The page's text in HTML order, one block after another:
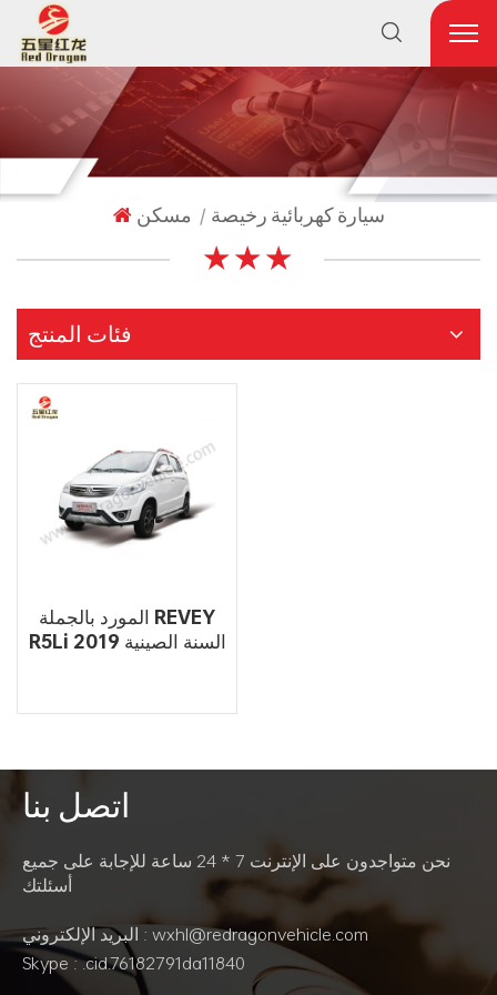
مسكن | سيارة كهربائية رخيصة
★ ★ ★
فئات المنتج
المورد بالجملة REVEY
R5Li 2019 السنة الصينية
اقرأ أكثر
اتصل بنا
نحن متواجدون على الإنترنت 7 * 24 ساعة للإجابة على جميع
أسئلتك
البريد الإلكتروني : wxhl@redragonvehicle.com
Skype : .cid.76182791da11840